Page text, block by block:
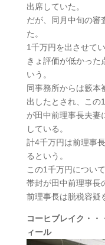
出席していた。
だが、同月中旬の審
た。
1千万円を出させて
きょ評価が低かった
いう。
同事務所からは籔本
出したとされ、この
が田中前理事長夫妻
している。
計4千万円は前理事
るという。
この1千万円につい
帯封が田中前理事長
前理事長は脱税容疑
コーヒブレイク・・
ィール